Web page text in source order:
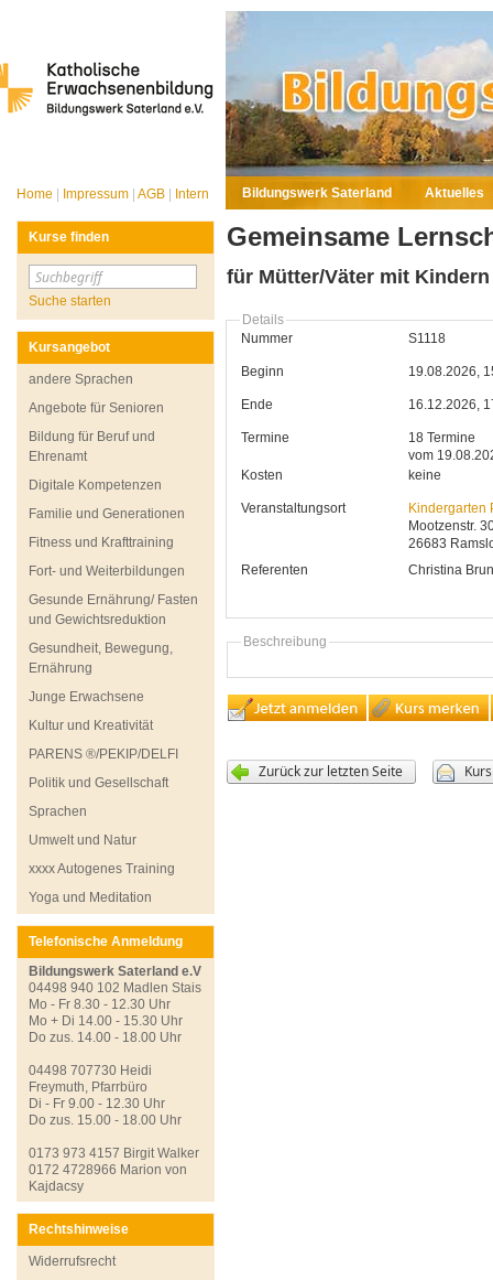
Home Impressum AGB Intern Bildungswerk Saterland Aktuelles
Kurse finden
Suche starten
Kursangebot
andere Sprachen
Angebote für Senioren
Bildung für Beruf und
Ehrenamt
Digitale Kompetenzen
Familie und Generationen
Fitness und Krafttraining
Fort- und Weiterbildungen
Gesunde Ernährung/ Fasten
und Gewichtsreduktion
Gesundheit, Bewegung,
Ernährung
Junge Erwachsene
Kultur und Kreativität
PARENS ®/PEKIP/DELFI
Politik und Gesellschaft
Sprachen
Umwelt und Natur
xxxx Autogenes Training
Yoga und Meditation
Telefonische Anmeldung
Bildungswerk Saterland e.V
04498 940 102 Madlen Stais
Mo - Fr 8.30 - 12.30 Uhr
Mo + Di 14.00 - 15.30 Uhr
Do zus. 14.00 - 18.00 Uhr
04498 707730 Heidi
Freymuth, Pfarrbüro
Di - Fr 9.00 - 12.30 Uhr
Do zus. 15.00 - 18.00 Uhr
0173 973 4157 Birgit Walker
0172 4728966 Marion von
Kajdacsy
Rechtshinweise
Widerrufsrecht
Gemeinsame
für Mütter/Väter mit Kindern
Details
Nummer
S1118
Beginn 19.08.2026,
Ende 16.12.2026,
Termine
18 Termine
vom
Kosten
Veranstaltungsort
Kindergarten
Mootzenstr.
26683
Referenten
Christina
Beschreibung